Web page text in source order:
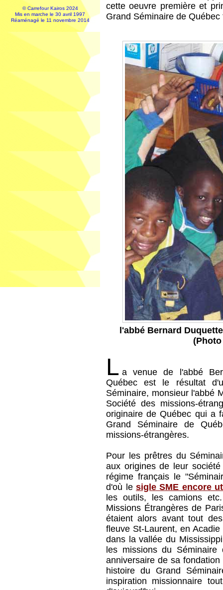
© Carrefour Kairos 2024
Mis en marche le 30 avril 1997
Réaménagé le 11 novembre 2014
cette oeuvre première et
Grand Séminaire de
l'abbé Bernard
L a venue de l'abbé
Québec est le résultat
Séminaire, monsieur l'abbé
Société des missions-
originaire de Québec qui a
Grand Séminaire de
missions-étrangères.
Pour les prêtres du
aux origines de leur
régime français le
d'où lesigle SME encore
les outils, les camions
Missions Étrangères de
étaient alors avant tout
fleuve St-Laurent, en
dans la vallée du
les missions du
anniversaire de sa
histoire du Grand
inspiration missionnaire